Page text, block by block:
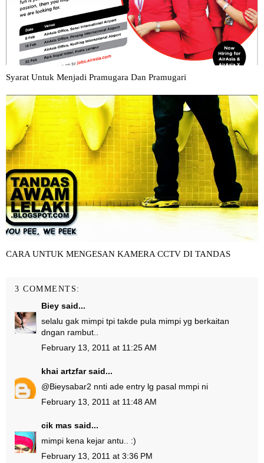
Syarat Untuk Menjadi Pramugara Dan Pramugari
CARA UNTUK MENGESAN KAMERA CCTV DI TANDAS
3 COMMENTS:
Biey said...
selalu gak mimpi tpi takde pula mimpi yg berkaitan
dngan rambut..
February 13, 2011 at 11:25 AM
khai artzfarsaid...
@Bieysabar2 nnti ade entry lg pasal mmpi ni
February 13, 2011 at 11:48 AM
cik mas said...
mimpi kena kejar antu.. :)
February 13, 2011 at 3:36 PM